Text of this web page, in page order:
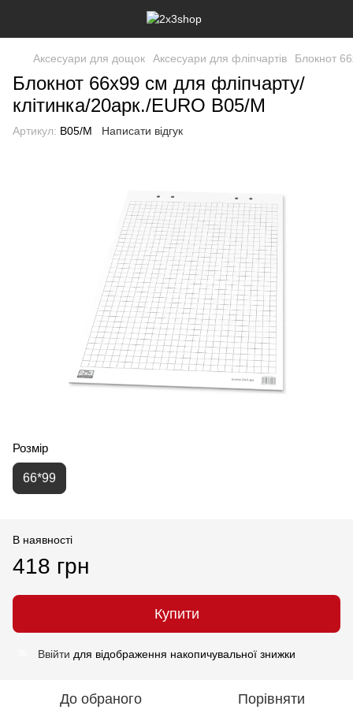
Аксесуари для дощок Аксесуари для фліпчартів Блокнот
Блокнот 66х99 см для фліпчарту/
клітинка/20арк./EURO B05/M
Артикул: B05/M Написати відгук
Розмір
66*99
В наявності
418 грн
Купити
Ввійти для відображення накопичувальної знижки
До обраного Порівняти